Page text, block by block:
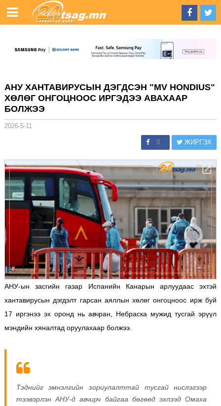
АНУ ХАНТАВИРУСЫН ДЭГДСЭН "MV HONDIUS"
ХӨЛӨГ ОНГОЦНООС ИРГЭДЭЭ АВАХААР
БОЛЖЭЭ
2026-5-11
0 ЖИРГЭХ
АНУ-ын засгийн газар Испанийн Канарын арлуудаас эхтэй
хантавирусын дэгдэлт гарсан аяллын хөлөг онгоцноос ирж буй
17 иргэнээ эх оронд нь авчран, Небраска мужид тусгай эрүүл
мэндийн хяналтад оруулахаар болжээ.
Тэднийг эмнэлгийн зориулалттай тусгай нислэгээр
тээвэрлэн АНУ-д авчирч байгаа бөгөөд эхлээд Омаха